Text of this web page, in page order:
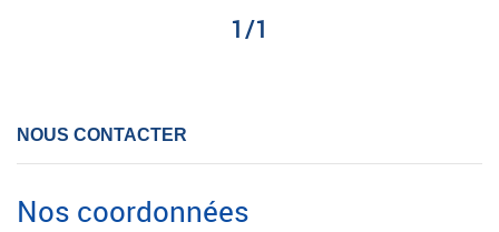
1/1
NOUS CONTACTER
Nos coordonnées